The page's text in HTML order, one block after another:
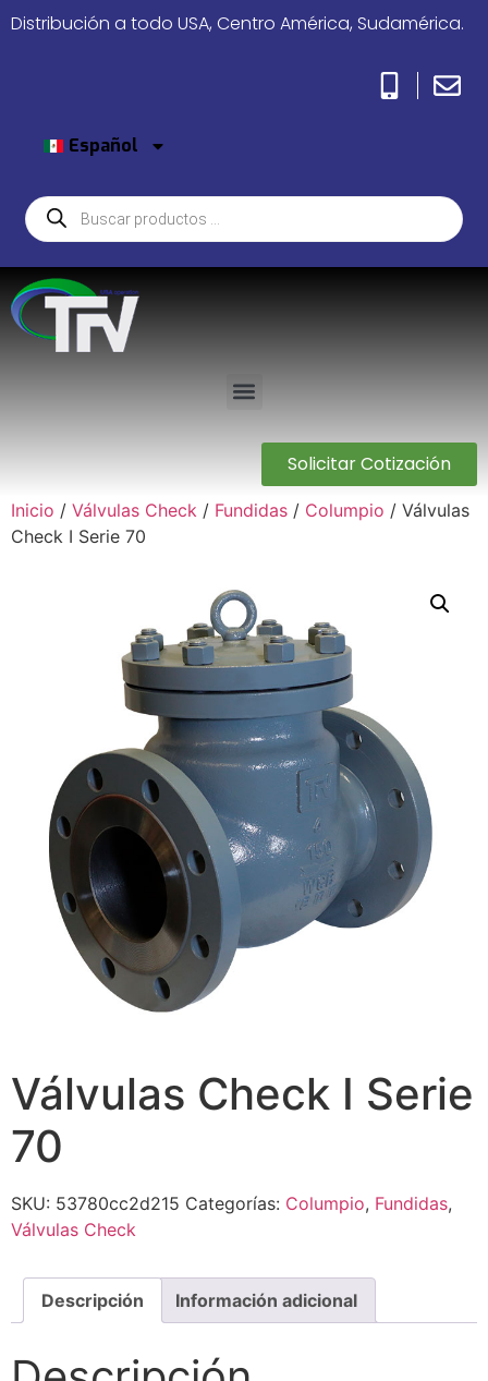
Distribución a todo USA, Centro América, Sudamérica.
Español
Solicitar Cotización
Inicio / Válvulas Check / Fundidas / Columpio / Válvulas
Check I Serie 70
Válvulas Check I Serie
70
SKU: 53780cc2d215 Categorías: Columpio, Fundidas,
Válvulas Check
Descripción Información adicional